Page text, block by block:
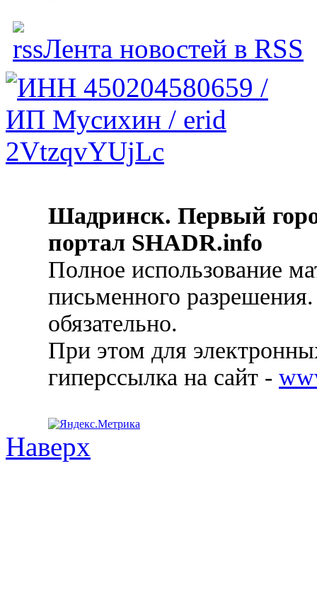
Лента новостей в RSS
Шадринск. Первый
портал SHADR.info
Полное использование
письменного
обязательно.
При этом для
гиперссылка на сайт -
Наверх